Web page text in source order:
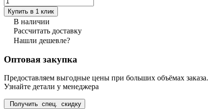
Купить в 1 клик
В наличии
Рассчитать доставку
Нашли дешевле?
Оптовая закупка
Предоставляем выгодные цены при больших объёмах заказа.
Узнайте детали у менеджера
Получить спец. скидку